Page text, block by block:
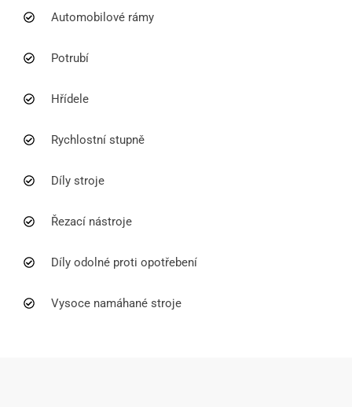
Automobilové rámy
Potrubí
Hřídele
Rychlostní stupně
Díly stroje
Řezací nástroje
Díly odolné proti opotřebení
Vysoce namáhané stroje